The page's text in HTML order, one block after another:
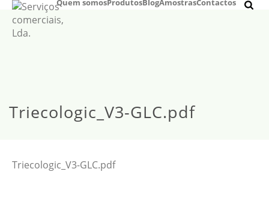
Quem somosProdutosBlogAmostrasContactos
Triecologic_V3-GLC.pdf
Triecologic_V3-GLC.pdf